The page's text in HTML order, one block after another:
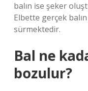
balın ise şeker
Elbette gerçek
sürmektedir.
Bal ne
bozulur?